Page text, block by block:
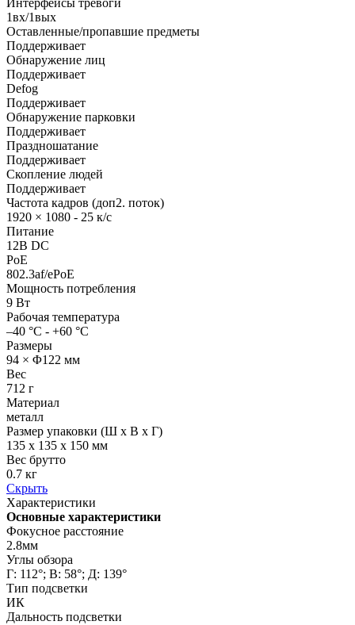
1вх/1вых
Оставленные/пропавшие предметы
Поддерживает
Обнаружение лиц
Поддерживает
Defog
Поддерживает
Обнаружение парковки
Поддерживает
Праздношатание
Поддерживает
Скопление людей
Поддерживает
Частота кадров (доп2. поток)
1920 × 1080 - 25 к/с
Питание
12В DC
PoE
802.3af/ePoE
Мощность потребления
9 Вт
Рабочая температура
–40 °C - +60 °C
Размеры
94 × Φ122 мм
Вес
712 г
Материал
металл
Размер упаковки (Ш х В х Г)
135 x 135 x 150 мм
Вес брутто
0.7 кг
Скрыть
Характеристики
Основные характеристики
Фокусное расстояние
2.8мм
Углы обзора
Г: 112°; В: 58°; Д: 139°
Тип подсветки
ИК
Дальность подсветки